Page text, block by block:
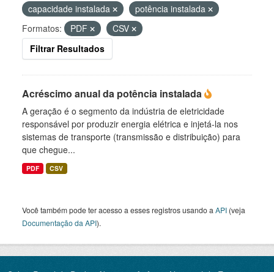
capacidade instalada
potência instalada
Formatos:
PDF
CSV
Filtrar Resultados
Acréscimo anual da potência instalada
A geração é o segmento da indústria de eletricidade
responsável por produzir energia elétrica e injetá-la nos
sistemas de transporte (transmissão e distribuição) para
que chegue...
PDF CSV
Você também pode ter acesso a esses registros usando a API (veja
Documentação da API).